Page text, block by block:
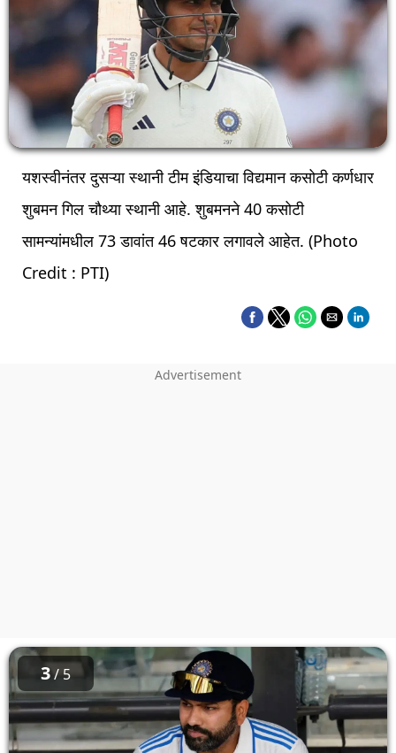
यशस्वीनंतर दुसऱ्या स्थानी टीम इंडियाचा विद्यमान कसोटी कर्णधार
शुबमन गिल चौथ्या स्थानी आहे. शुबमनने 40 कसोटी
सामन्यांमधील 73 डावांत 46 षटकार लगावले आहेत. (Photo
Credit : PTI)
3/ 5